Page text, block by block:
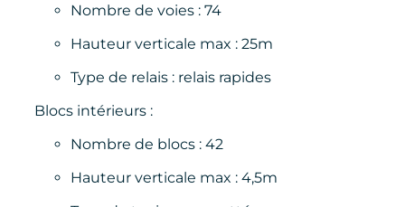
Nombre de voies : 74
Hauteur verticale max : 25m
Type de relais : relais rapides
Blocs intérieurs :
Nombre de blocs : 42
Hauteur verticale max : 4,5m